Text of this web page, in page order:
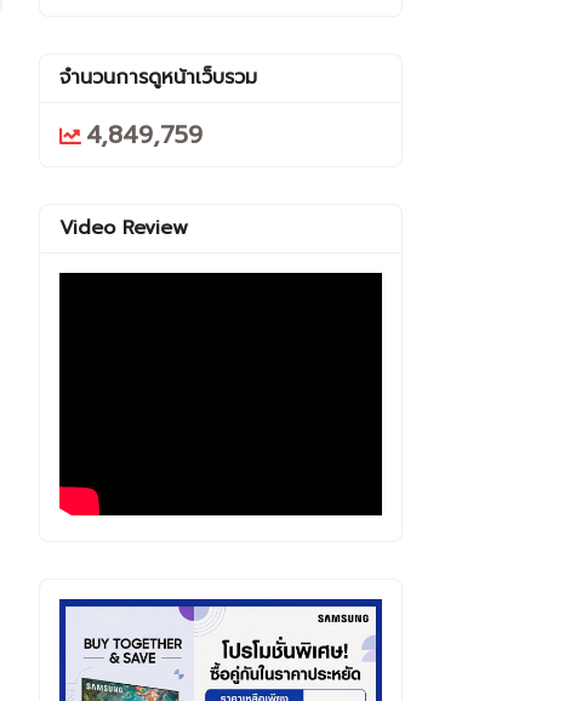
จำนวนการดูหน้าเว็บรวม
4,849,759
Video Review